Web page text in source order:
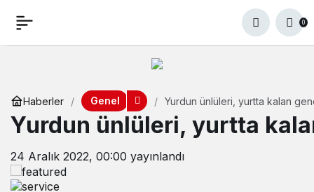
0
Haberler Genel Yurdun ünlüleri, yurtta kalan
Yurdun ünlüleri, yurtta
24 Aralık 2022, 00:00 yayınlandı